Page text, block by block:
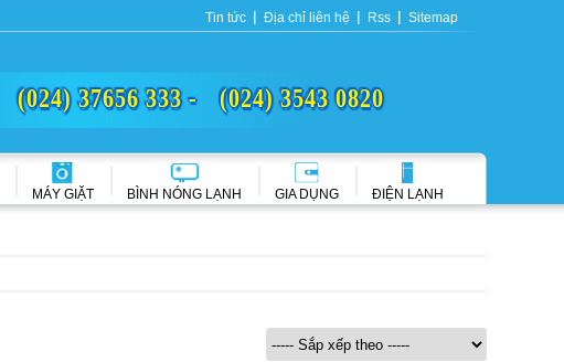
Tin tức Địa chỉ liên hệ Rss Sitemap
(024) 37656 333 - (024) 3543 0820
MÁY GIẶT BÌNH NÓNG LẠNH GIA DỤNG ĐIỆN LẠNH